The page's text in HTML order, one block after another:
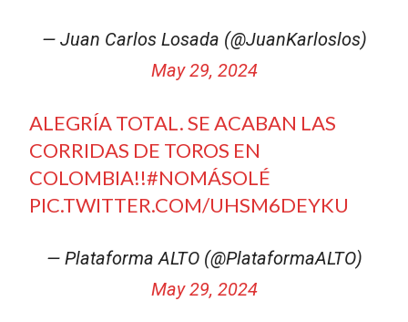
— Juan Carlos Losada (@JuanKarloslos)
May 29, 2024
ALEGRÍA TOTAL. SE ACABAN LAS
CORRIDAS DE TOROS EN
COLOMBIA!!#NOMÁSOLÉ
PIC.TWITTER.COM/UHSM6DEYKU
— Plataforma ALTO (@PlataformaALTO)
May 29, 2024